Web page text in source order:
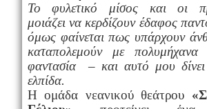
Το φυλετικό μίσος και οι
μοιάζει να κερδίζουν έδαφος
όμως φαίνεται πως υπάρχουν
καταπολεμούν με
φαντασία – και αυτό μου δίνει
ελπίδα.
Η ομάδα νεανικού θεάτρου